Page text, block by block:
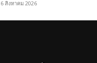
6 สิงหาคม 2026